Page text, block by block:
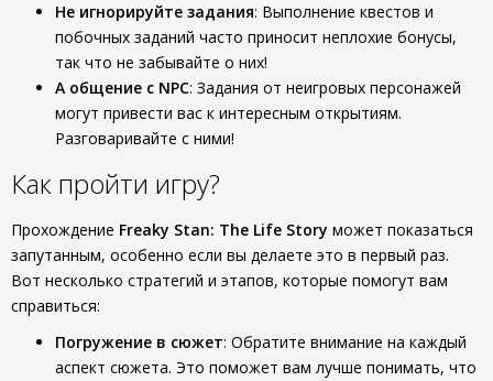
Не игнорируйте задания: Выполнение квестов и
побочных заданий часто приносит неплохие бонусы,
так что не забывайте о них!
А общение с NPC: Задания от неигровых персонажей
могут привести вас к интересным открытиям.
Разговаривайте с ними!
Как пройти игру?
Прохождение Freaky Stan: The Life Story может показаться
запутанным, особенно если вы делаете это в первый раз.
Вот несколько стратегий и этапов, которые помогут вам
справиться:
Погружение в сюжет: Обратите внимание на каждый
аспект сюжета. Это поможет вам лучше понимать, что